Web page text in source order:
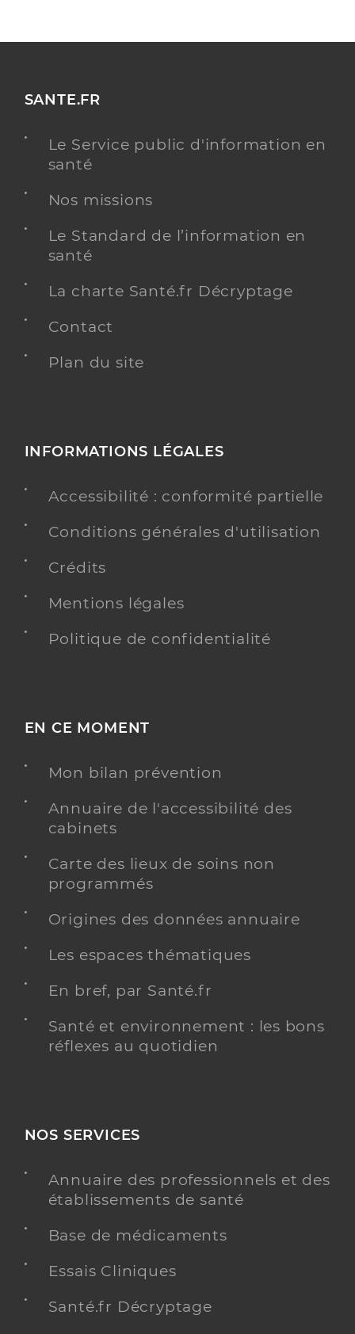
SANTE.FR
Le Service public d'information en
santé
Nos missions
Le Standard de l’information en
santé
La charte Santé.fr Décryptage
Contact
Plan du site
INFORMATIONS LÉGALES
Accessibilité : conformité partielle
Conditions générales d'utilisation
Crédits
Mentions légales
Politique de confidentialité
EN CE MOMENT
Mon bilan prévention
Annuaire de l'accessibilité des
cabinets
Carte des lieux de soins non
programmés
Origines des données annuaire
Les espaces thématiques
En bref, par Santé.fr
Santé et environnement : les bons
réflexes au quotidien
NOS SERVICES
Annuaire des professionnels et des
établissements de santé
Base de médicaments
Essais Cliniques
Santé.fr Décryptage